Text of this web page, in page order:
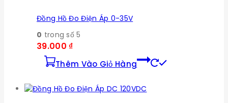
Đồng Hồ Đo Điện Áp 0-35V
0 trong số 5
39.000 ₫
Thêm Vào Giỏ Hàng